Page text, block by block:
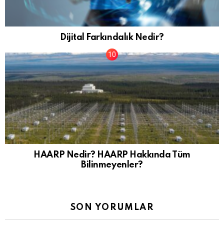
Dijital Farkındalık Nedir?
HAARP Nedir? HAARP Hakkında Tüm
Bilinmeyenler?
SON YORUMLAR